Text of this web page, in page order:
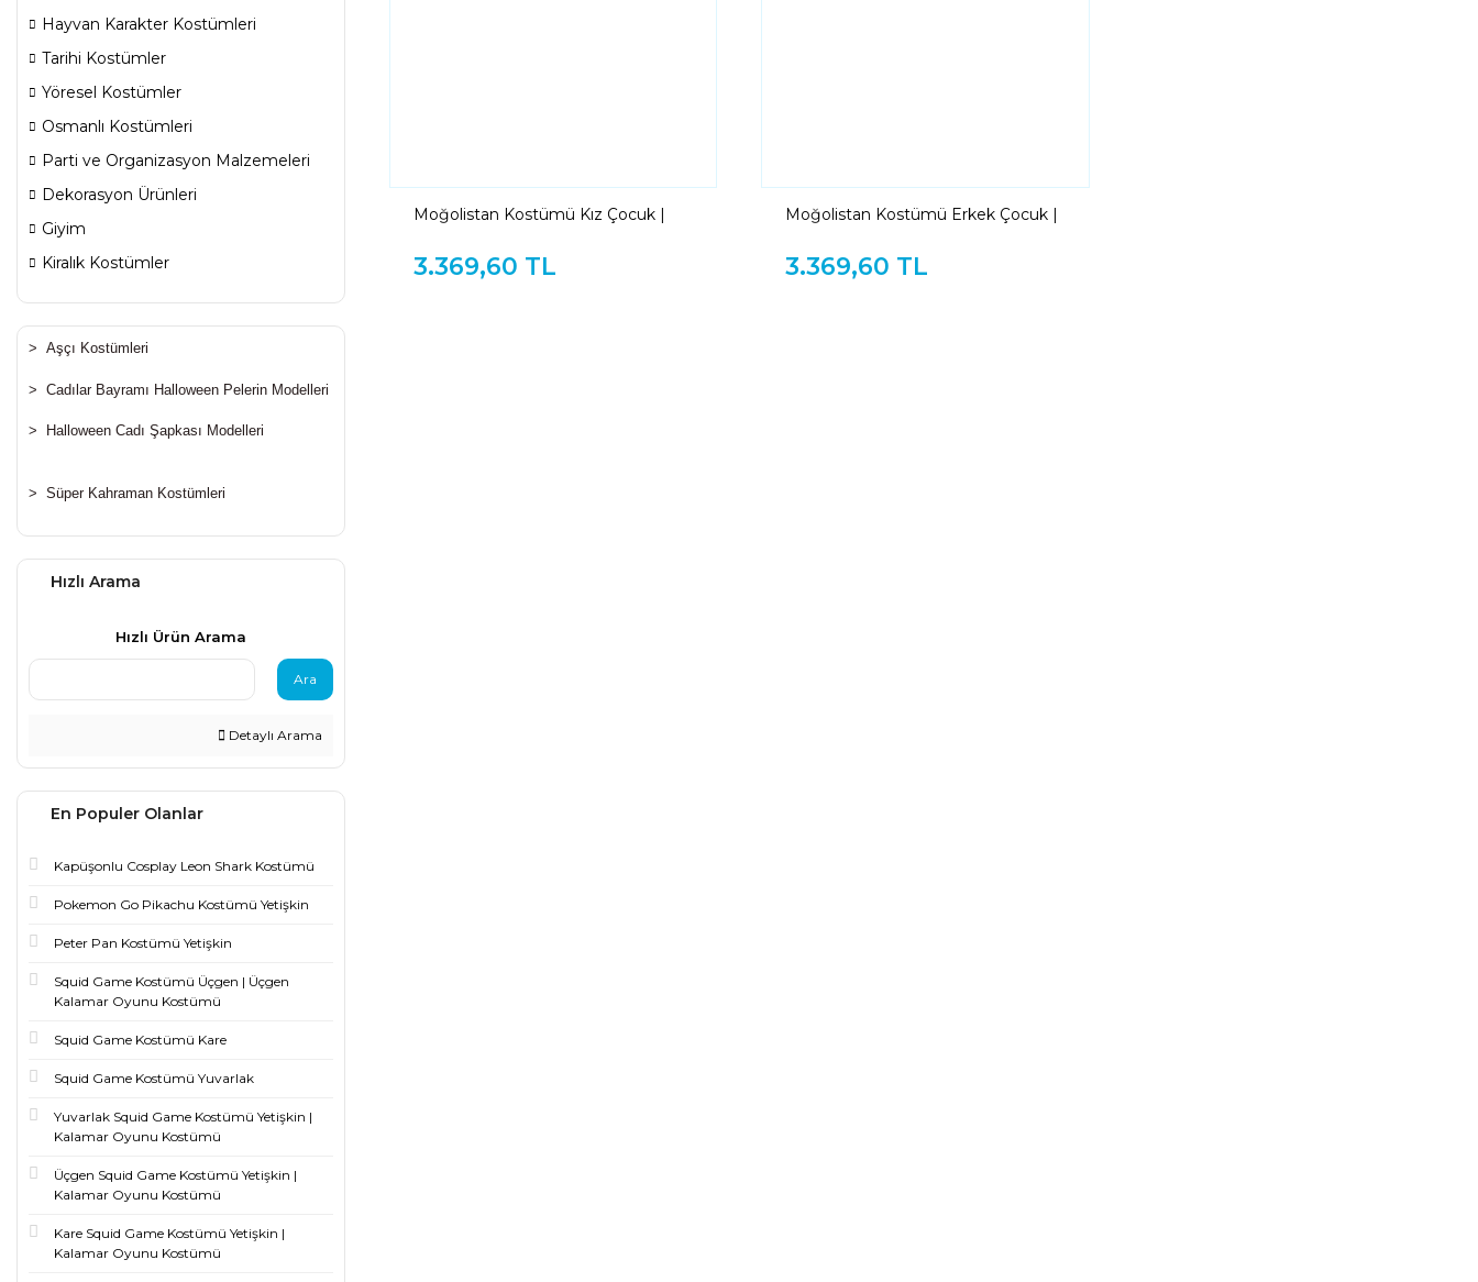
Hayvan Karakter Kostümleri
Tarihi Kostümler
Yöresel Kostümler
Osmanlı Kostümleri
Parti ve Organizasyon Malzemeleri
Dekorasyon Ürünleri
Giyim
Kiralık Kostümler
> Aşçı Kostümleri
> Cadılar Bayramı Halloween Pelerin Modelleri
> Halloween Cadı Şapkası Modelleri
> Süper Kahraman Kostümleri
Hızlı Arama
Hızlı Ürün Arama
Ara
Detaylı Arama
En Populer Olanlar
Kapüşonlu Cosplay Leon Shark Kostümü
Pokemon Go Pikachu Kostümü Yetişkin
Peter Pan Kostümü Yetişkin
Squid Game Kostümü Üçgen | Üçgen
Kalamar Oyunu Kostümü
Squid Game Kostümü Kare
Squid Game Kostümü Yuvarlak
Yuvarlak Squid Game Kostümü Yetişkin |
Kalamar Oyunu Kostümü
Üçgen Squid Game Kostümü Yetişkin |
Kalamar Oyunu Kostümü
Kare Squid Game Kostümü Yetişkin |
Kalamar Oyunu Kostümü
Moğolistan Kostümü Kız Çocuk |
3.369,60 TL
Moğolistan Kostümü Erkek Çocuk |
3.369,60 TL